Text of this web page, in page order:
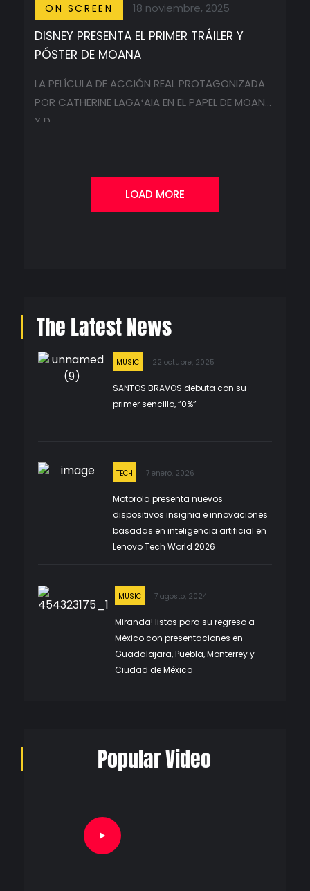
ON SCREEN 18 noviembre, 2025
DISNEY PRESENTA EL PRIMER TRÁILER Y
PÓSTER DE MOANA
LA PELÍCULA DE ACCIÓN REAL PROTAGONIZADA
POR CATHERINE LAGAʻAIA EN EL PAPEL DE MOANA
Y D ...
LOAD MORE
The Latest News
MUSIC 22 octubre, 2025
SANTOS BRAVOS debuta con su
primer sencillo, “0%”
TECH 7 enero, 2026
Motorola presenta nuevos
dispositivos insignia e innovaciones
basadas en inteligencia artificial en
Lenovo Tech World 2026
MUSIC 7 agosto, 2024
Miranda! listos para su regreso a
México con presentaciones en
Guadalajara, Puebla, Monterrey y
Ciudad de México
Popular Video